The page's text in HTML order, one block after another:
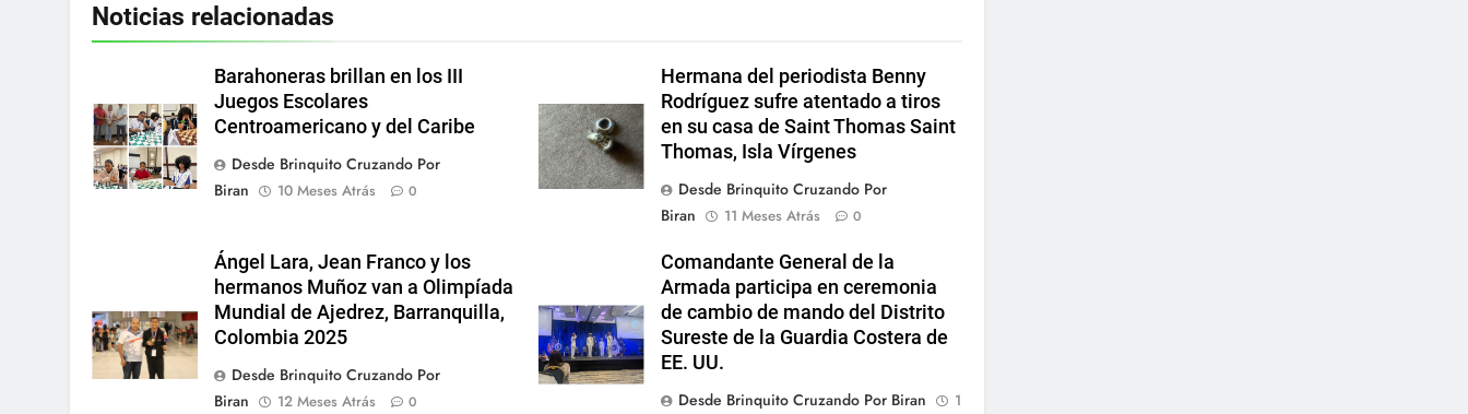
Noticias relacionadas
Barahoneras brillan en los III
Juegos Escolares
Centroamericano y del Caribe
Desde Brinquito Cruzando Por
Biran
10 Meses Atrás 0
Hermana del periodista Benny
Rodríguez sufre atentado a tiros
en su casa de Saint Thomas Saint
Thomas, Isla Vírgenes
Desde Brinquito Cruzando Por
Biran
11 Meses Atrás 0
Ángel Lara, Jean Franco y los
hermanos Muñoz van a Olimpíada
Mundial de Ajedrez, Barranquilla,
Colombia 2025
Desde Brinquito Cruzando Por
Biran
12 Meses Atrás 0
Comandante General de la
Armada participa en ceremonia
de cambio de mando del Distrito
Sureste de la Guardia Costera de
EE. UU.
Desde Brinquito Cruzando Por Biran
1